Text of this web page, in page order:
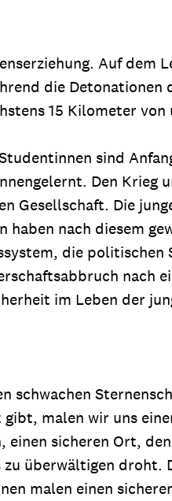
Auf dem
die Detonationen
15 Kilometer
sind
Den Krieg
Gesellschaft. Die
nach diesem
die
nach
im Leben der
schwachen
malen wir uns
einen sicheren Ort,
überwältigen droht.
malen einen